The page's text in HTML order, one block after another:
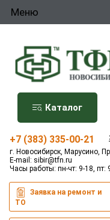
Меню
Каталог
+7 (383) 335-00-21
г. Новосибирск, Марусино,
E-mail: sibir@tfn.ru
Часы работы: пн-чт: 9-18, пт:
Заявка на ремонт и
ТО